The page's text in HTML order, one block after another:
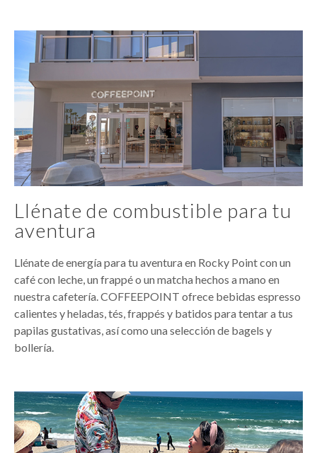
Llénate de combustible para tu
aventura
Llénate de energía para tu aventura en Rocky Point con un
café con leche, un frappé o un matcha hechos a mano en
nuestra cafetería. COFFEEPOINT ofrece bebidas espresso
calientes y heladas, tés, frappés y batidos para tentar a tus
papilas gustativas, así como una selección de bagels y
bollería.